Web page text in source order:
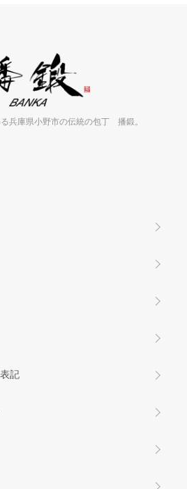
兵庫県小野市の伝統の包丁 播鍛。
記